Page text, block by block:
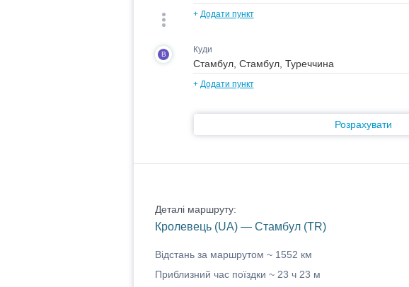
+ Додати пункт
B Куди
+ Додати пункт
Розрахувати
Деталі маршруту:
Кролевець (UA) — Стамбул (TR)
Відстань за маршрутом ~ 1552 км
Приблизний час поїздки ~ 23 ч 23 м